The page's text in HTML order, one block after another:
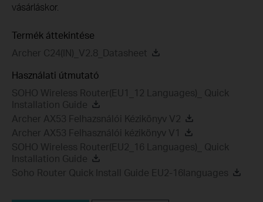
vásárláskor.
Termék áttekintése
Archer C24(IN)_V2.8_Datasheet
Használati útmutató
SOHO Wireless Router(EU1_12 Languages)_ Quick
Installation Guide
Archer AX53 Felhazsnálói Kézikönyv V2
Archer AX53 Felhasználói kézikönyv V1
SOHO Wireless Router(EU2_16 Languages)_ Quick
Installation Guide
Soho Router Quick Install Guide EU2-16languages